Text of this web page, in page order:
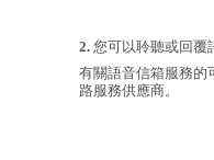
2. 您可以聆聽或回覆
有關語音信箱服務的
路服務供應商。